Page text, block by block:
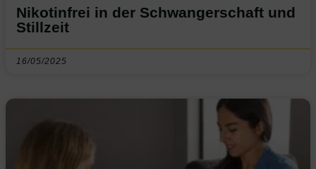
Nikotinfrei in der Schwangerschaft und
Stillzeit
16/05/2025